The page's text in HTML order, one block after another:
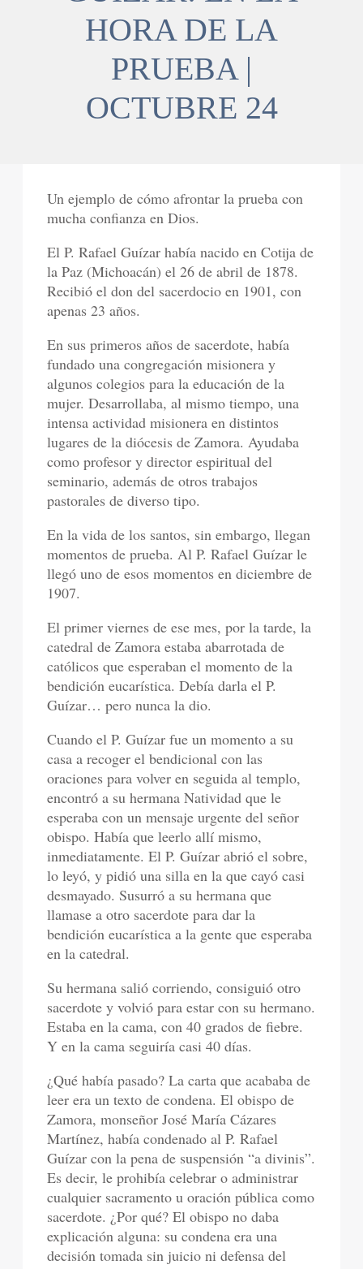
HORA DE LA
PRUEBA |
OCTUBRE 24
Un ejemplo de cómo afrontar la prueba con
mucha confianza en Dios.
El P. Rafael Guízar había nacido en Cotija de
la Paz (Michoacán) el 26 de abril de 1878.
Recibió el don del sacerdocio en 1901, con
apenas 23 años.
En sus primeros años de sacerdote, había
fundado una congregación misionera y
algunos colegios para la educación de la
mujer. Desarrollaba, al mismo tiempo, una
intensa actividad misionera en distintos
lugares de la diócesis de Zamora. Ayudaba
como profesor y director espiritual del
seminario, además de otros trabajos
pastorales de diverso tipo.
En la vida de los santos, sin embargo, llegan
momentos de prueba. Al P. Rafael Guízar le
llegó uno de esos momentos en diciembre de
1907.
El primer viernes de ese mes, por la tarde, la
catedral de Zamora estaba abarrotada de
católicos que esperaban el momento de la
bendición eucarística. Debía darla el P.
Guízar… pero nunca la dio.
Cuando el P. Guízar fue un momento a su
casa a recoger el bendicional con las
oraciones para volver en seguida al templo,
encontró a su hermana Natividad que le
esperaba con un mensaje urgente del señor
obispo. Había que leerlo allí mismo,
inmediatamente. El P. Guízar abrió el sobre,
lo leyó, y pidió una silla en la que cayó casi
desmayado. Susurró a su hermana que
llamase a otro sacerdote para dar la
bendición eucarística a la gente que esperaba
en la catedral.
Su hermana salió corriendo, consiguió otro
sacerdote y volvió para estar con su hermano.
Estaba en la cama, con 40 grados de fiebre.
Y en la cama seguiría casi 40 días.
¿Qué había pasado? La carta que acababa de
leer era un texto de condena. El obispo de
Zamora, monseñor José María Cázares
Martínez, había condenado al P. Rafael
Guízar con la pena de suspensión “a divinis”.
Es decir, le prohibía celebrar o administrar
cualquier sacramento u oración pública como
sacerdote. ¿Por qué? El obispo no daba
explicación alguna: su condena era una
decisión tomada sin juicio ni defensa del